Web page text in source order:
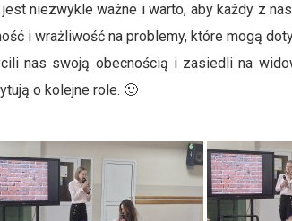
niezwykle ważne i warto, aby każdy z
i wrażliwość na problemy, które mogą
nas swoją obecnością i zasiedli na
o kolejne role. 🙂